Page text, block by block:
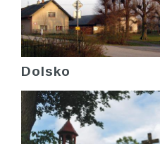
Dolsko